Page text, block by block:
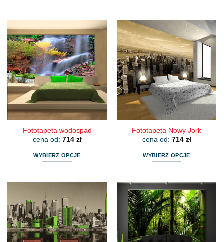
wiele
wariantów.
Opcje
można
wybrać
na
stronie
produktu
wiele
wariantów.
Opcje
można
wybrać
na
stronie
produktu
Fototapeta wodospad
cena od: 714 zł
WYBIERZ OPCJE
wiele
wariantów.
Opcje
można
wybrać
Fototapeta Nowy Jork
cena od: 714 zł
WYBIERZ OPCJE
ma
wiele
wariantów.
Opcje
można